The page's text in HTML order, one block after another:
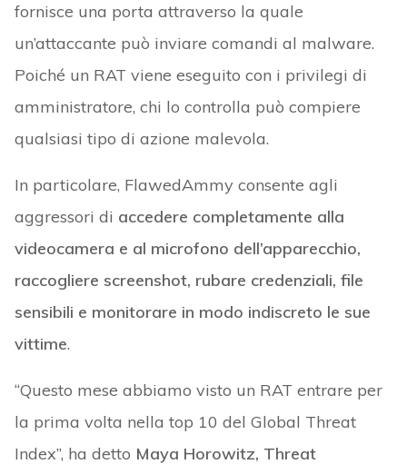
fornisce una porta attraverso la quale
un’attaccante può inviare comandi al malware.
Poiché un RAT viene eseguito con i privilegi di
amministratore, chi lo controlla può compiere
qualsiasi tipo di azione malevola.
In particolare, FlawedAmmy consente agli
aggressori di accedere completamente alla
videocamera e al microfono dell’apparecchio,
raccogliere screenshot, rubare credenziali, file
sensibili e monitorare in modo indiscreto le sue
vittime.
“Questo mese abbiamo visto un RAT entrare per
la prima volta nella top 10 del Global Threat
Index”, ha detto Maya Horowitz, Threat